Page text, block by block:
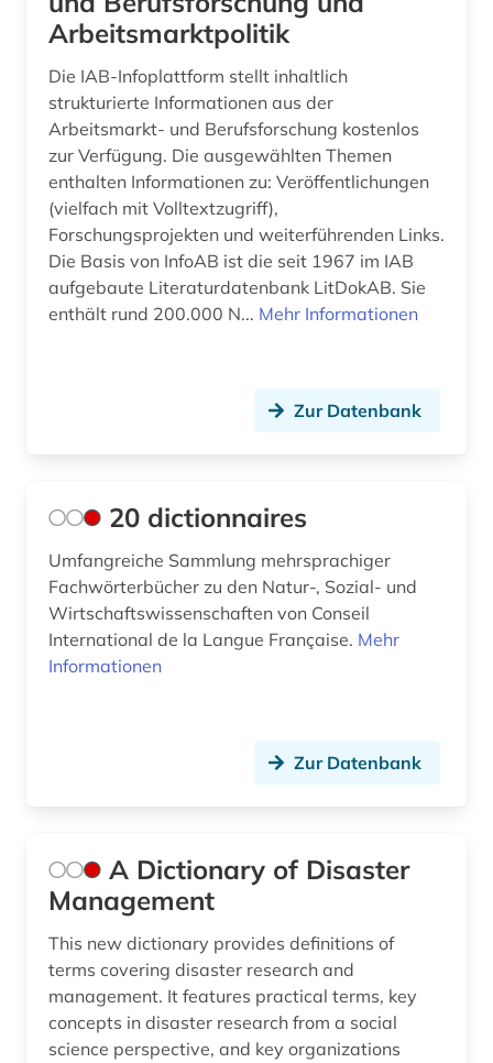
arbeitsschutz (5)
arbeitssicherheit (6)
arbeitssicherheitsrecht (1)
architektur (3)
archiv (3)
archäologie (2)
arizona (1)
arzneimittelmarkt (3)
asiatisch-pazifischer raum (3)
asien (6)
audiovisuelles material (1)
ausbildung (1)
ausbildungsförderung (1)
ausenhandelswirtschaft (1)
ausfalleffekt (1)
Frankreich (11)
GUS (4)
Gibraltar (1)
Griechenland (4)
Großbritannien (30)
Irland (5)
Island (2)
Israel (2)
Jugoslawien (3)
Kanada (6)
Kroatien (3)
Lettland (3)
Malta (3)
Mittelamerika (6)
Moldawien (4)
Monaco (2)
Arbeitsmarktpolitik
Die IAB-Infoplattform stellt inhaltlich
strukturierte Informationen aus der
Arbeitsmarkt- und Berufsforschung kostenlos
zur Verfügung. Die ausgewählten Themen
enthalten Informationen zu: Veröffentlichungen
(vielfach mit Volltextzugriff),
Forschungsprojekten und weiterführenden Links.
Die Basis von InfoAB ist die seit 1967 im IAB
aufgebaute Literaturdatenbank LitDokAB. Sie
enthält rund 200.000 N... Mehr Informationen
Zur Datenbank
20 dictionnaires
Umfangreiche Sammlung mehrsprachiger
Fachwörterbücher zu den Natur-, Sozial- und
Wirtschaftswissenschaften von Conseil
International de la Langue Française. Mehr
Informationen
Zur Datenbank
A Dictionary of Disaster
Management
This new dictionary provides definitions of
terms covering disaster research and
management. It features practical terms, key
concepts in disaster research from a social
science perspective, and key organizations